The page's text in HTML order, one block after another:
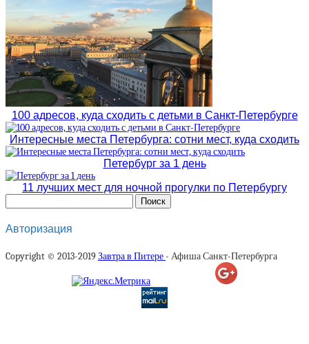
100 адресов, куда сходить с детьми в Санкт-Петербурге
Интересные места Петербурга: сотни мест, куда сходить
Петербург за 1 день
11 лучших мест для ночной прогулки по Петербургу
Авторизация
Copyright © 2013-2019Завтра в Питере- Афиша Санкт-Петербурга